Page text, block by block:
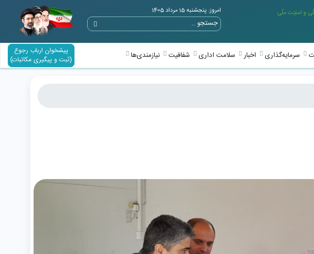
و امنیّت ملّی امروز: پنجشنبه 15 مرداد 1405
پیشخوان ارباب رجوع
(ثبت و پیگیری مکاتبات)
سرمایه‌گذاری اخبار سلامت اداری شفافیت نیازمندی‌ها